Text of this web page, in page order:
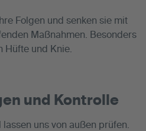
Folgen und senken sie mit
Maßnahmen. Besonders
Hüfte und Knie.
und Kontrolle
uns von außen prüfen.